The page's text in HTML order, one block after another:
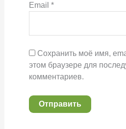
Email *
Сохранить моё имя,
этом браузере для
комментариев.